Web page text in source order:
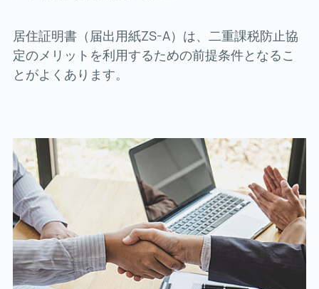
居住証明書（届出用紙ZS-A）は、二重課税防止協
定のメリットを利用するための前提条件となるこ
とがよくあります。